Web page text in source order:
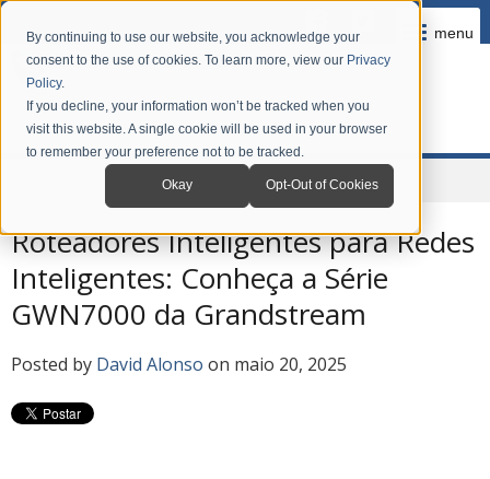
By continuing to use our website, you acknowledge your
consent to the use of cookies. To learn more, view our Privacy
Policy.
If you decline, your information won’t be tracked when you
visit this website. A single cookie will be used in your browser
to remember your preference not to be tracked.
Okay Opt-Out of Cookies
menu
News Grandstream Blog em Português
Roteadores Inteligentes para Redes
Inteligentes: Conheça a Série
GWN7000 da Grandstream
Posted by David Alonso on maio 20, 2025